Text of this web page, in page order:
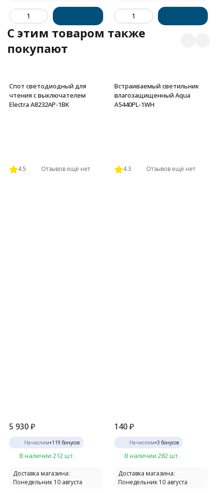
C этим товаром также
покупают
Спот светодиодный для
чтения с выключателем
Electra A8232AP-1BK
4.5 Отзывов ещё нет
5 930₽
Начислим+119 бонусов
В наличии 212 шт.
Доставка магазина:
Понедельник 10 августа
Встраиваемый светильник
влагозащищенный Aqua
A5440PL-1WH
4.3 Отзывов ещё нет
140 ₽
Начислим+3 бонусов
В наличии 282 шт.
Доставка магазина:
Понедельник 10 августа